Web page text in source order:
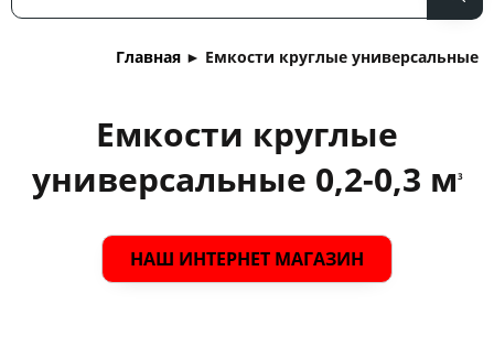
Главная ► Емкости круглые универсальные
Емкости круглые
универсальные 0,2-0,3 м3
НАШ ИНТЕРНЕТ МАГАЗИН